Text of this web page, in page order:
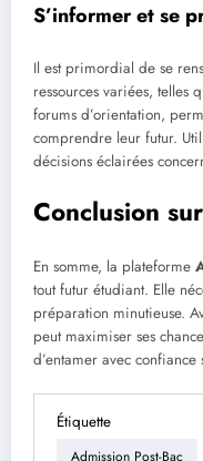
S’informer et se
Il est primordial de se
ressources variées, telles
forums d’orientation,
comprendre leur futur.
décisions éclairées
Conclusion
En somme, la plateforme
tout futur étudiant. Elle
préparation minutieuse.
peut maximiser ses
d’entamer avec
Étiquette
Admission Post-Bac